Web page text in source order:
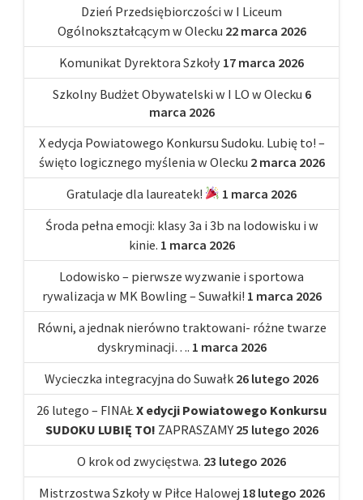
Dzień Przedsiębiorczości w I Liceum
Ogólnokształcącym w Olecku 22 marca 2026
Komunikat Dyrektora Szkoły 17 marca 2026
Szkolny Budżet Obywatelski w I LO w Olecku 6
marca 2026
X edycja Powiatowego Konkursu Sudoku. Lubię to! –
święto logicznego myślenia w Olecku 2 marca 2026
Gratulacje dla laureatek!
1 marca 2026
Środa pełna emocji: klasy 3a i 3b na lodowisku i w
kinie. 1 marca 2026
Lodowisko – pierwsze wyzwanie i sportowa
rywalizacja w MK Bowling – Suwałki! 1 marca 2026
Równi, a jednak nierówno traktowani- różne twarze
dyskryminacji…. 1 marca 2026
Wycieczka integracyjna do Suwałk 26 lutego 2026
26 lutego – FINAŁ X edycji Powiatowego Konkursu
SUDOKU LUBIĘ TO! ZAPRASZAMY 25 lutego 2026
O krok od zwycięstwa. 23 lutego 2026
Mistrzostwa Szkoły w Piłce Halowej 18 lutego 2026